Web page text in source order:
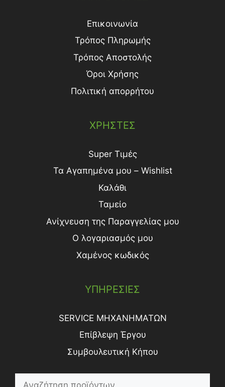
Επικοινωνία
Τρόπος Πληρωμής
Τρόπος Aποστολής
Όροι Χρήσης
Πολιτική απορρήτου
ΧΡΗΣΤΕΣ
Super Τιμές
Τα Αγαπημένα μου – Wishlist
Καλάθι
Ταμείο
Ανίχνευση της Παραγγελίας μου
Ο λογαριασμός μου
Χαμένος κωδικός
ΥΠΗΡΕΣΙΕΣ
SERVICE ΜΗΧΑΝΗΜΑΤΩΝ
Επίβλεψη Έργου
Συμβουλευτική Κήπου